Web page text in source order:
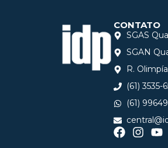
CONTATO
SGAS
SGAN
R.
(61)
(61)